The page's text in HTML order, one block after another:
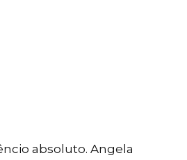
absoluto. Angela